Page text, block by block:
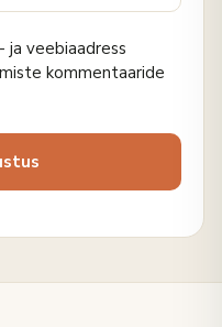
ja veebiaadress
kommentaaride